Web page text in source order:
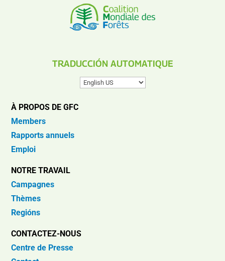
TRADUCCIÓN AUTOMATIQUE
À PROPOS DE GFC
Members
Rapports annuels
Emploi
NOTRE TRAVAIL
Campagnes
Thèmes
Regións
CONTACTEZ-NOUS
Centre de Presse